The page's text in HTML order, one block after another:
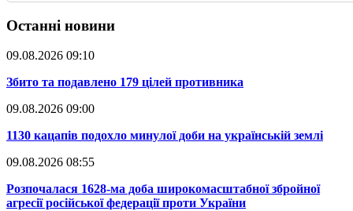
Останні новини
09.08.2026 09:10
​Збито та подавлено 179 цілей противника
09.08.2026 09:00
​1130 кацапів подохло минулої доби на українській землі
09.08.2026 08:55
​Розпочалася 1628-ма доба широкомасштабної збройної
агресії російської федерації проти України